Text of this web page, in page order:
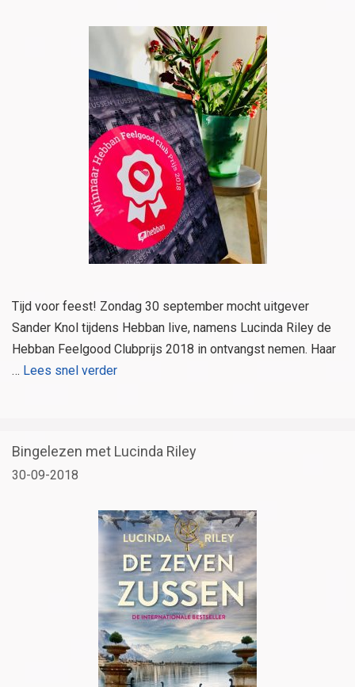
Tijd voor feest! Zondag 30 september mocht uitgever
Sander Knol tijdens Hebban live, namens Lucinda Riley de
Hebban Feelgood Clubprijs 2018 in ontvangst nemen. Haar
… Lees snel verder
Bingelezen met Lucinda Riley
30-09-2018